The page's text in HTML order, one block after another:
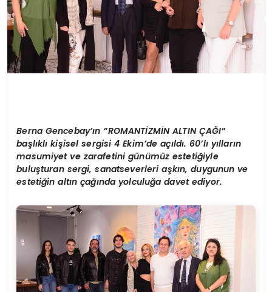
Berna Gencebay’ın “ROMANTİZMİN ALTIN ÇAĞI”
başlıklı kişisel sergisi 4 Ekim’de açıldı. 60’lı yılların
masumiyet ve zarafetini günümüz estetiğiyle
buluşturan sergi, sanatseverleri aşkın, duygunun ve
estetiğin altın çağında yolculuğa davet ediyor.